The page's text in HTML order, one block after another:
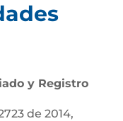
y Registro
de 2014,